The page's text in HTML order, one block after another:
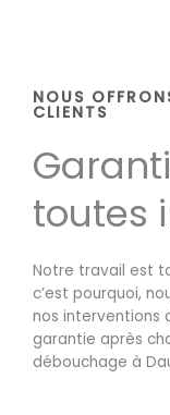
NOUS
CLIENTS
toutes
Notre travail est
c’est pourquoi,
nos interventions
garantie après
débouchage à